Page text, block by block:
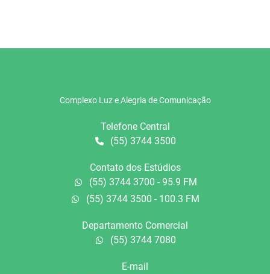
Complexo Luz e Alegria de Comunicação
Telefone Central
(55) 3744 3500
Contato dos Estúdios
(55) 3744 3700 - 95.9 FM
(55) 3744 3500 - 100.3 FM
Departamento Comercial
(55) 3744 7080
E-mail